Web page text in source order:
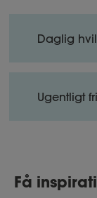
Daglig
skal barnet
Alle unge
minutter,
Ugentligt
Få